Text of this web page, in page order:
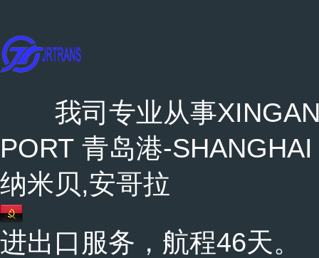
我司专业从事
PORT 青岛港-
纳米贝,安哥拉
进出口服务，航程46天。